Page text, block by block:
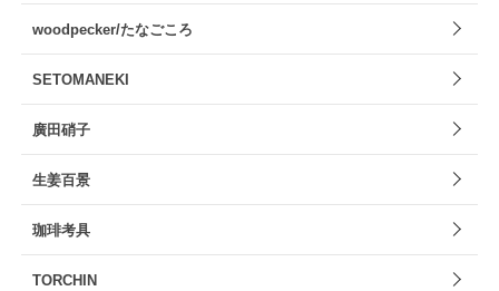
woodpecker/たなごころ
SETOMANEKI
廣田硝子
生姜百景
珈琲考具
TORCHIN